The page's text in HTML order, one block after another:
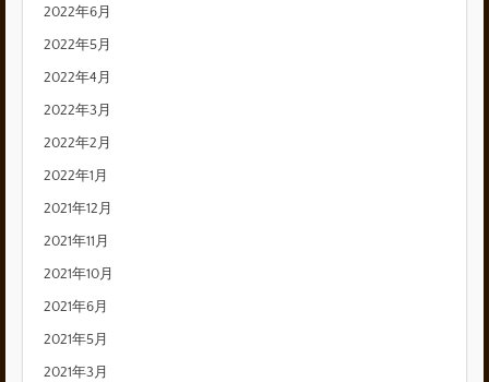
2022年6月
2022年5月
2022年4月
2022年3月
2022年2月
2022年1月
2021年12月
2021年11月
2021年10月
2021年6月
2021年5月
2021年3月